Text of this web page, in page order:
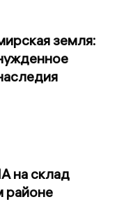
земля:
на склад
районе